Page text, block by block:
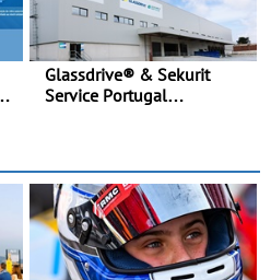
Glassdrive® & Sekurit
Service Portugal
aftermarket - Reforço do
portefólio e melhoria dos
prazos reduzem tempo de
imobilização das viaturas